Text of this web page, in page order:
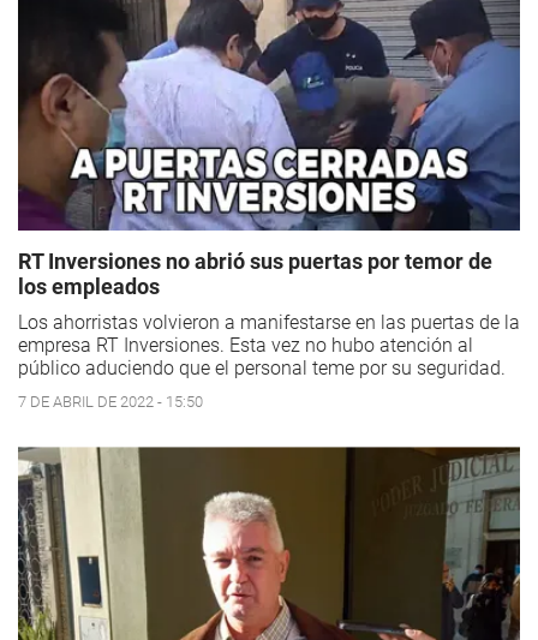
RT Inversiones no abrió sus puertas por temor de
los empleados
Los ahorristas volvieron a manifestarse en las puertas de la
empresa RT Inversiones. Esta vez no hubo atención al
público aduciendo que el personal teme por su seguridad.
7 DE ABRIL DE 2022 - 15:50